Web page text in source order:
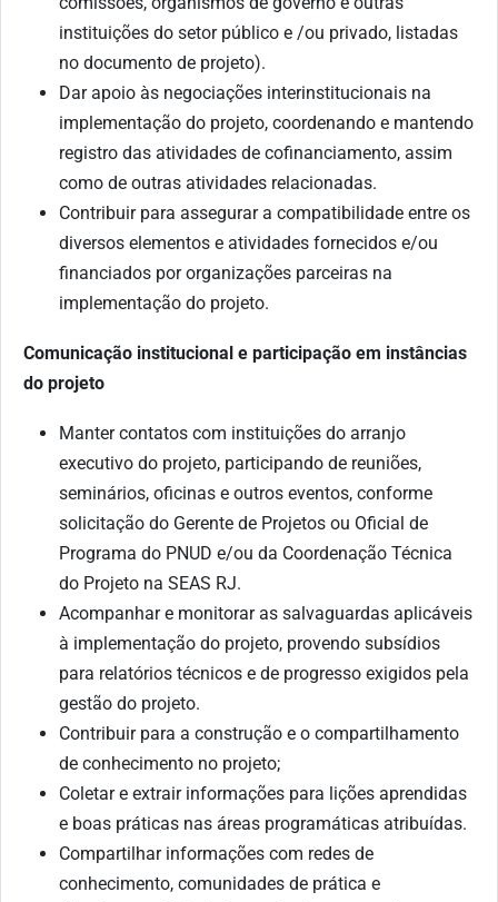
instituições do setor público e /ou privado, listadas
no documento de projeto).
Dar apoio às negociações interinstitucionais na
implementação do projeto, coordenando e mantendo
registro das atividades de cofinanciamento, assim
como de outras atividades relacionadas.
Contribuir para assegurar a compatibilidade entre os
diversos elementos e atividades fornecidos e/ou
financiados por organizações parceiras na
implementação do projeto.
Comunicação institucional e participação em instâncias
do projeto
Manter contatos com instituições do arranjo
executivo do projeto, participando de reuniões,
seminários, oficinas e outros eventos, conforme
solicitação do Gerente de Projetos ou Oficial de
Programa do PNUD e/ou da Coordenação Técnica
do Projeto na SEAS RJ.
Acompanhar e monitorar as salvaguardas aplicáveis
à implementação do projeto, provendo subsídios
para relatórios técnicos e de progresso exigidos pela
gestão do projeto.
Contribuir para a construção e o compartilhamento
de conhecimento no projeto;
Coletar e extrair informações para lições aprendidas
e boas práticas nas áreas programáticas atribuídas.
Compartilhar informações com redes de
conhecimento, comunidades de prática e